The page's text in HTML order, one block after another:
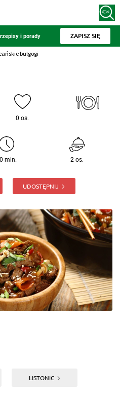
i porady ZAPISZ SIĘ
bulgogi
0 os.
min. 2 os.
UDOSTĘPNIJ
LISTONIC